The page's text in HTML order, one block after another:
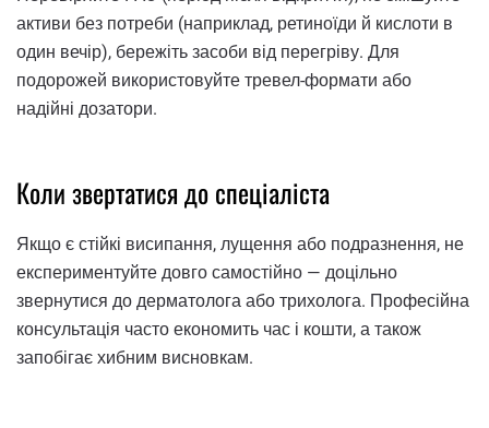
активи без потреби (наприклад, ретиноїди й кислоти в
один вечір), бережіть засоби від перегріву. Для
подорожей використовуйте тревел-формати або
надійні дозатори.
Коли звертатися до спеціаліста
Якщо є стійкі висипання, лущення або подразнення, не
експериментуйте довго самостійно — доцільно
звернутися до дерматолога або трихолога. Професійна
консультація часто економить час і кошти, а також
запобігає хибним висновкам.